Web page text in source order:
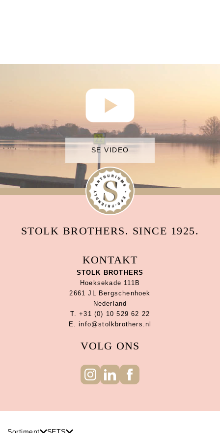
SE VIDEO
STOLK BROTHERS. SINCE 1925.
KONTAKT
STOLK BROTHERS
Hoeksekade 111B
2661 JL Bergschenhoek
Nederland
T. +31 (0) 10 529 62 22
E. info@stolkbrothers.nl
VOLG ONS
Sortiment SETS